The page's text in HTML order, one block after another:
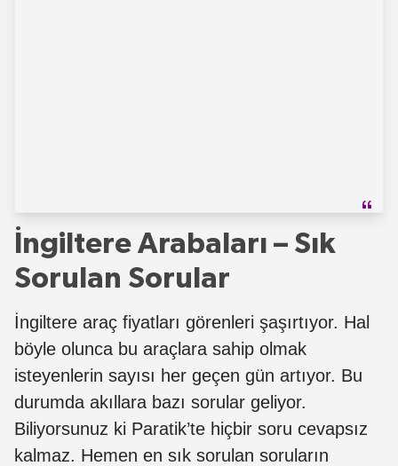
İngiltere Arabaları – Sık
Sorulan Sorular
İngiltere araç fiyatları görenleri şaşırtıyor. Hal
böyle olunca bu araçlara sahip olmak
isteyenlerin sayısı her geçen gün artıyor. Bu
durumda akıllara bazı sorular geliyor.
Biliyorsunuz ki Paratik’te hiçbir soru cevapsız
kalmaz. Hemen en sık sorulan soruların